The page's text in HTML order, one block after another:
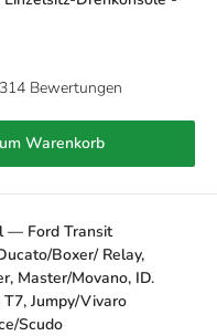
314 Bewertungen
Warenkorb
— Ford Transit
Boxer/ Relay,
Master/Movano, ID.
Jumpy/Vivaro
Scudo